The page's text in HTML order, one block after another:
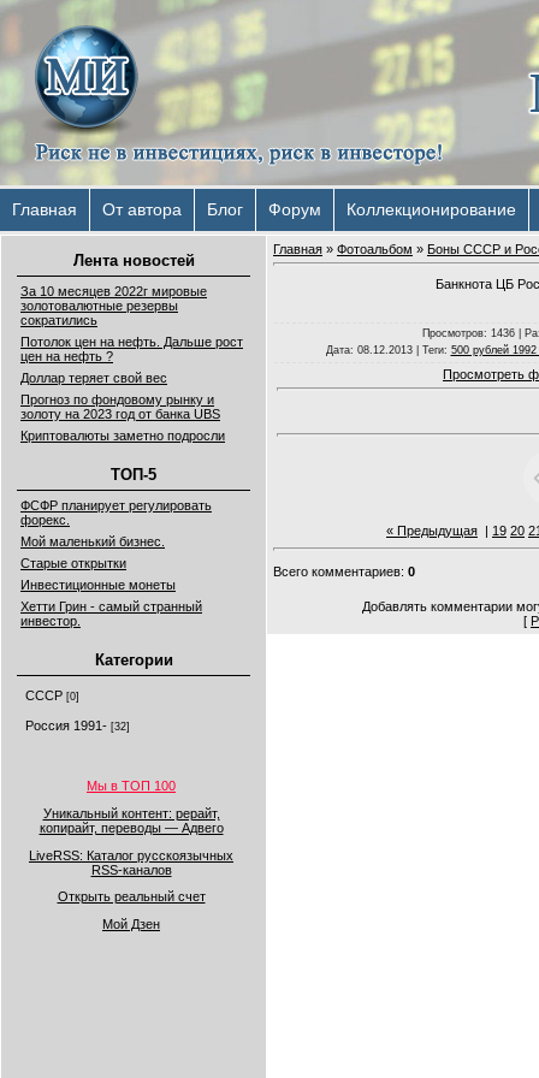
Главная От автора Блог Форум Коллекционирование
Лента новостей
За 10 месяцев 2022г мировые
золотовалютные резервы
сократились
Потолок цен на нефть. Дальше рост
цен на нефть ?
Доллар теряет свой вес
Прогноз по фондовому рынку и
золоту на 2023 год от банка UBS
Криптовалюты заметно подросли
ТОП-5
ФСФР планирует регулировать
форекс.
Мой маленький бизнес.
Старые открытки
Инвестиционные монеты
Хетти Грин - самый странный
инвестор.
Категории
СССР [0]
Россия 1991- [32]
Мы в ТОП 100
Уникальный контент: рерайт,
копирайт, переводы — Адвего
LiveRSS: Каталог русскоязычных
RSS-каналов
Открыть реальный счет
Мой Дзен
Главная » Фотоальбом » Боны СССР и
Банкнота ЦБ
Просмотров: 1436 |
Дата: 08.12.2013 | Теги: 500 рублей 1992
Просмотреть
« Предыдущая | 19 20
Всего комментариев: 0
Добавлять комментарии
[